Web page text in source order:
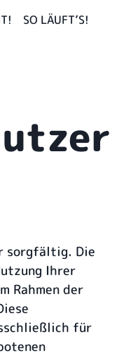
SO LÄUFT’S!
sorgfältig. Die
Ihrer
Rahmen der
für